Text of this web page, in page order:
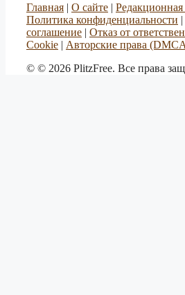
Главная | О сайте |
Политика конфиденциальности |
соглашение | Отказ от
Cookie | Авторские права
© © 2026 PlitzFree. Все права